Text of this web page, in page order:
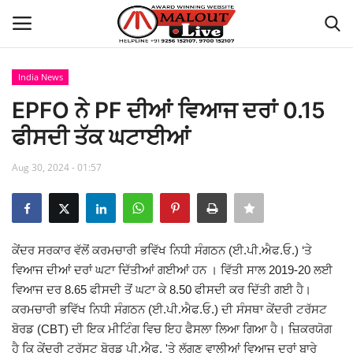
Home
How to Reach Malout
Privacy Policy
Malout News
History of Malout
India News
EPFO ਨੇ PF ਦੀਆਂ ਵਿਆਜ ਦਰਾਂ 0.15
ਫੀਸਦੀ ਤੱਕ ਘਟਾਈਆਂ
Aug 30, 2024 - 01:57
ਕੇਂਦਰ ਸਰਕਾਰ ਵੱਲੋਂ ਕਰਮਚਾਰੀ ਭਵਿੱਖ ਨਿਧੀ ਸੰਗਠਨ (ਈ.ਪੀ.ਐਫ.ਓ.) ‘ਤੇ
ਵਿਆਜ ਦੀਆਂ ਦਰਾਂ ਘਟਾ ਦਿੱਤੀਆਂ ਗਈਆਂ ਹਨ । ਵਿੱਤੀ ਸਾਲ 2019-20 ਲਈ
ਵਿਆਜ ਦਰ 8.65 ਫੀਸਦੀ ਤੋਂ ਘਟਾ ਕੇ 8.50 ਫੀਸਦੀ ਕਰ ਦਿੱਤੀ ਗਈ ਹੈ।
ਕਰਮਚਾਰੀ ਭਵਿੱਖ ਨਿਧੀ ਸੰਗਠਨ (ਈ.ਪੀ.ਐਫ.ਓ.) ਦੀ ਸੰਸਥਾ ਕੇਂਦਰੀ ਟਰੱਸਟ
ਬੋਰਡ (CBT) ਦੀ ਇਕ ਮੀਟਿੰਗ ਵਿਚ ਇਹ ਫੈਸਲਾ ਲਿਆ ਗਿਆ ਹੈ। ਜ਼ਿਕਰਯੋਗ
ਹੈ ਕਿ ਕੇਂਦਰੀ ਟਰੱਸਟ ਬੋਰਡ ਪੀ.ਐਫ. 'ਤੇ ਲੱਗਣ ਵਾਲੀਆਂ ਵਿਆਜ ਦਰਾਂ ਬਾਰੇ